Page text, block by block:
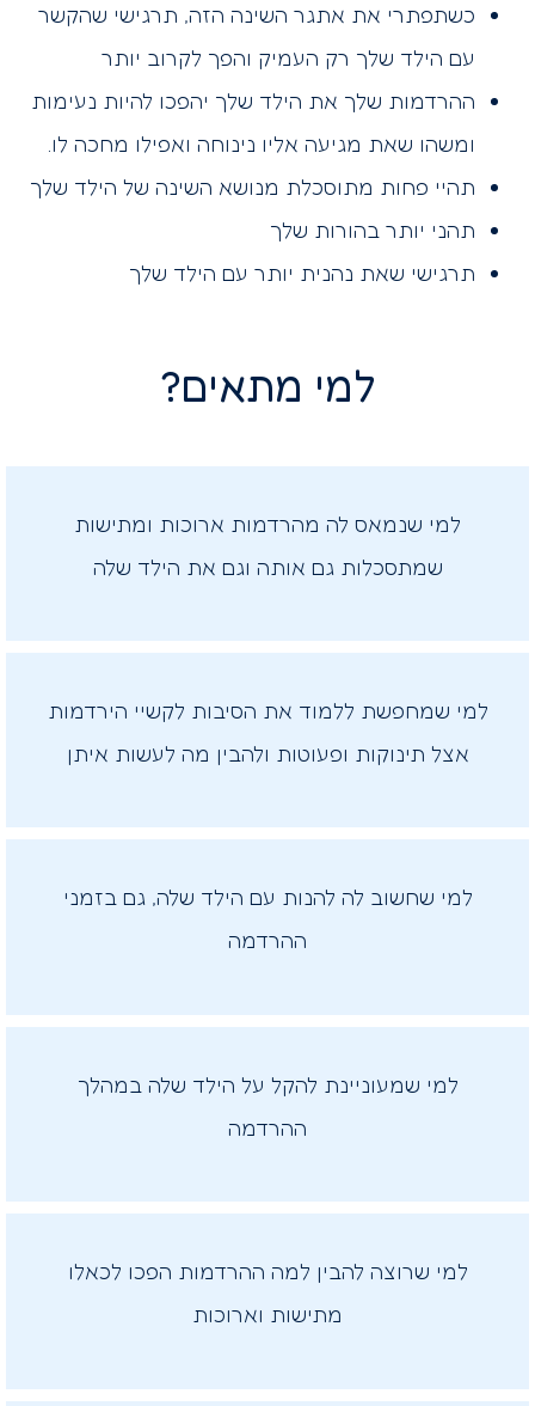
כשתפתרי את אתגר השינה הזה, תרגישי שהקשר
עם הילד שלך רק העמיק והפך לקרוב יותר
ההרדמות שלך את הילד שלך יהפכו להיות נעימות
ומשהו שאת מגיעה אליו נינוחה ואפילו מחכה לו.
תהיי פחות מתוסכלת מנושא השינה של הילד שלך
תהני יותר בהורות שלך
תרגישי שאת נהנית יותר עם הילד שלך
למי מתאים?
למי שנמאס לה מהרדמות ארוכות ומתישות
שמתסכלות גם אותה וגם את הילד שלה
למי שמחפשת ללמוד את הסיבות לקשיי הירדמות
אצל תינוקות ופעוטות ולהבין מה לעשות איתן
למי שחשוב לה להנות עם הילד שלה, גם בזמני
ההרדמה
למי שמעוניינת להקל על הילד שלה במהלך
ההרדמה
למי שרוצה להבין למה ההרדמות הפכו לכאלו
מתישות וארוכות